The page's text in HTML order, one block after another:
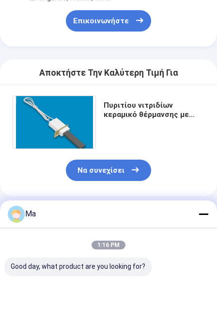
Επικοινωνήστε
Αποκτήστε Την Καλύτερη Τιμή Για
Πυριτίου νιτριδίων
κεραμικό θέρμανσης με
Να συνεχίσει
Συνιστώμενα Προϊόντα
Ma
1:16 PM
Good day, what product are you looking for?